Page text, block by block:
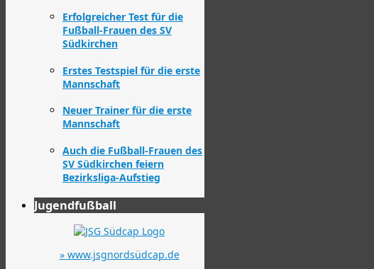
Erfolgreicher Test für die
Fußball-Frauen des SV
Südkirchen
Erstes Testspiel für die erste
Mannschaft
Neuer Trainer für die erste
Mannschaft
Auch die Fußball-Frauen des
SV Südkirchen feiern
Bezirksliga-Aufstieg
Jugendfußball
» www.jsgnordsüdcap.de